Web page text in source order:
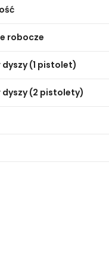
robocze
(1 pistolet)
(2 pistolety)